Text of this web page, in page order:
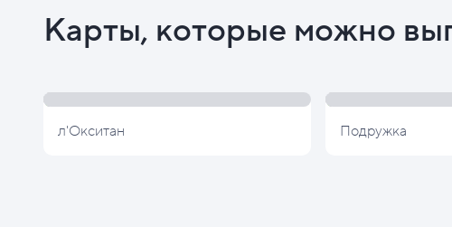
Карты, которые можно
л'Окситан Подружка